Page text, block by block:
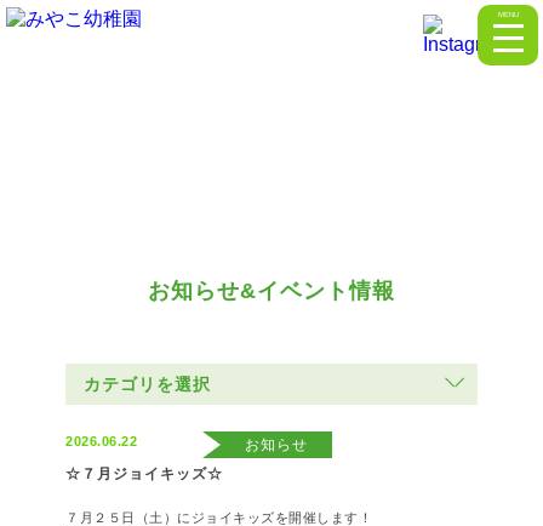
MENU
お知らせ&イベント情報
カテゴリを選択
2026.06.22
お知らせ
☆７月ジョイキッズ☆
７月２５日（土）にジョイキッズを開催します！